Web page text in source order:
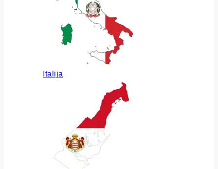
Italija